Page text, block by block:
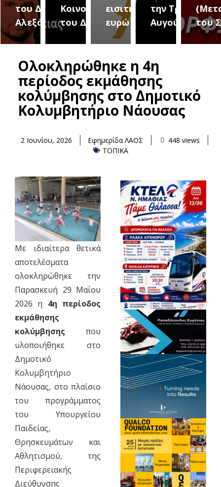
του Δήμου
Αλεξάνδρειας
Κοινοτήτων
του Δήμου
εισιτήριο 2
ευρώ
την Τρίτη 18
Αυγούστουτου
Ολοκληρώθηκε η 4η
περίοδος εκμάθησης
κολύμβησης στο Δημοτικό
Κολυμβητήριο Νάουσας
2 Ιουνίου, 2026 Εφημερίδα ΛΑΟΣ
448 views
ΤΟΠΙΚΑ
Με ιδιαίτερα θετικά
αποτελέσματα
ολοκληρώθηκε την
Παρασκευή 29 Μαΐου
2026 η 4η περίοδος
εκμάθησης
κολύμβησης που
υλοποιήθηκε στο
Δημοτικό
Κολυμβητήριο
Νάουσας, στο πλαίσιο
του προγράμματος
του Υπουργείου
Παιδείας,
Θρησκευμάτων και
Αθλητισμού, της
Περιφερειακής
Διεύθυνσης